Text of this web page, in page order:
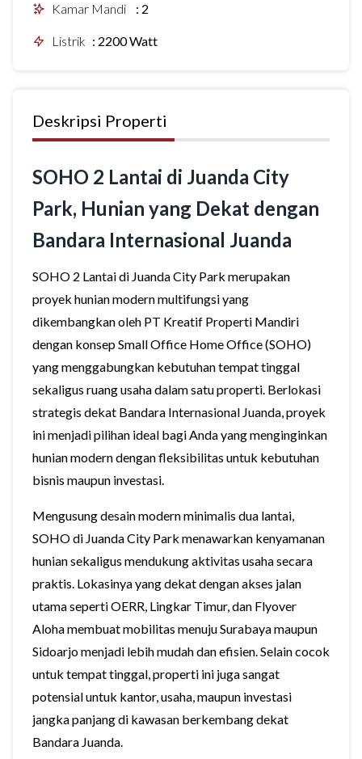
Kamar Mandi : 2
Listrik : 2200 Watt
Deskripsi Properti
SOHO 2 Lantai di Juanda City
Park, Hunian yang Dekat dengan
Bandara Internasional Juanda
SOHO 2 Lantai di Juanda City Park merupakan
proyek hunian modern multifungsi yang
dikembangkan oleh PT Kreatif Properti Mandiri
dengan konsep Small Office Home Office (SOHO)
yang menggabungkan kebutuhan tempat tinggal
sekaligus ruang usaha dalam satu properti. Berlokasi
strategis dekat Bandara Internasional Juanda, proyek
ini menjadi pilihan ideal bagi Anda yang menginginkan
hunian modern dengan fleksibilitas untuk kebutuhan
bisnis maupun investasi.
Mengusung desain modern minimalis dua lantai,
SOHO di Juanda City Park menawarkan kenyamanan
hunian sekaligus mendukung aktivitas usaha secara
praktis. Lokasinya yang dekat dengan akses jalan
utama seperti OERR, Lingkar Timur, dan Flyover
Aloha membuat mobilitas menuju Surabaya maupun
Sidoarjo menjadi lebih mudah dan efisien. Selain cocok
untuk tempat tinggal, properti ini juga sangat
potensial untuk kantor, usaha, maupun investasi
jangka panjang di kawasan berkembang dekat
Bandara Juanda.